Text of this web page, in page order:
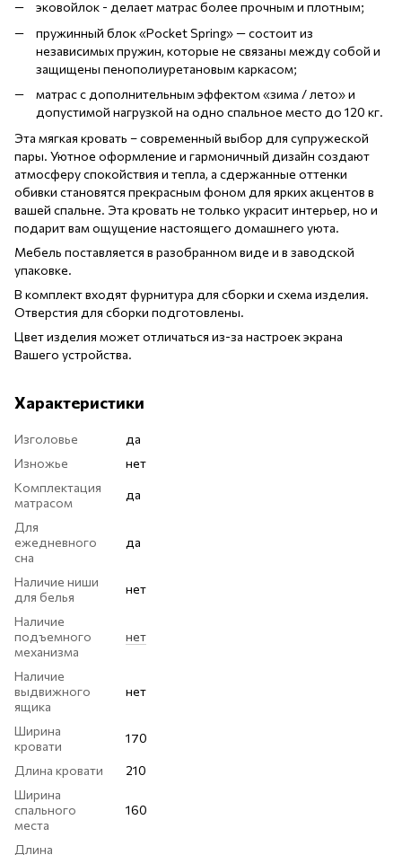
эковойлок - делает матрас более прочным и плотным;
пружинный блок «Pocket Spring» — состоит из
независимых пружин, которые не связаны между собой и
защищены пенополиуретановым каркасом;
матрас с дополнительным эффектом «зима / лето» и
допустимой нагрузкой на одно спальное место до 120 кг.
Эта мягкая кровать – современный выбор для супружеской
пары. Уютное оформление и гармоничный дизайн создают
атмосферу спокойствия и тепла, а сдержанные оттенки
обивки становятся прекрасным фоном для ярких акцентов в
вашей спальне. Эта кровать не только украсит интерьер, но и
подарит вам ощущение настоящего домашнего уюта.
Мебель поставляется в разобранном виде и в заводской
упаковке.
В комплект входят фурнитура для сборки и схема изделия.
Отверстия для сборки подготовлены.
Цвет изделия может отличаться из-за настроек экрана
Вашего устройства.
Характеристики
Изголовье
да
Изножье
нет
Комплектация
матрасом
да
Для
ежедневного
сна
да
Наличие ниши
для белья
нет
Наличие
подъемного
механизма
нет
Наличие
выдвижного
ящика
нет
Ширина
кровати
170
Длина кровати
210
Ширина
спального
места
160
Длина